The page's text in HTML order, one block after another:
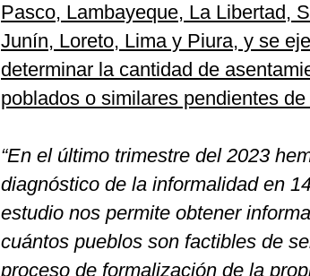
Pasco, Lambayeque, La Libertad,
Junín, Loreto, Lima y Piura, y se
determinar la cantidad de
poblados o similares pendientes
“En el último trimestre del 2023
diagnóstico de la informalidad en
estudio nos permite obtener
cuántos pueblos son factibles de
proceso de formalización de la